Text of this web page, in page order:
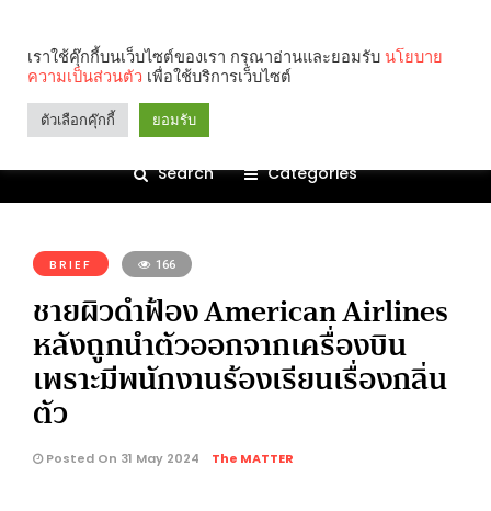
Search Categories
BRIEF
166
ชายผิวดำฟ้อง American Airlines
หลังถูกนำตัวออกจากเครื่องบิน
เพราะมีพนักงานร้องเรียนเรื่องกลิ่น
ตัว
Posted On 31 May 2024 The MATTER
เราใช้คุ๊กกี้บนเว็บไซต์ของเรา กรุณาอ่านและยอมรับ นโยบาย
ความเป็นส่วนตัว เพื่อใช้บริการเว็บไซต์
ตัวเลือกคุ๊กกี้ ยอมรับ